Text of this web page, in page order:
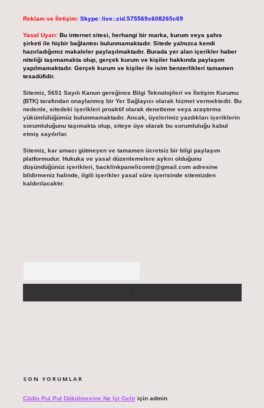
Reklam ve İletişim: Skype: live:.cid.575569c608265c69
Yasal Uyarı: Bu internet sitesi, herhangi bir marka, kurum veya şahıs
şirketi ile hiçbir bağlantısı bulunmamaktadır. Sitede yalnızca kendi
hazırladığımız makaleler paylaşılmaktadır. Burada yer alan içerikler haber
niteliği taşımamakta olup, gerçek kurum ve kişiler hakkında paylaşım
yapılmamaktadır. Gerçek kurum ve kişiler ile isim benzerlikleri tamamen
tesadüfidir.
Sitemiz, 5651 Sayılı Kanun gereğince Bilgi Teknolojileri ve İletişim Kurumu
(BTK) tarafından onaylanmış bir Yer Sağlayıcı olarak hizmet vermektedir. Bu
nedenle, sitedeki içerikleri proaktif olarak denetleme veya araştırma
yükümlülüğümüz bulunmamaktadır. Ancak, üyelerimiz yazdıkları içeriklerin
sorumluluğunu taşımakta olup, siteye üye olarak bu sorumluluğu kabul
etmiş sayılırlar.
Sitemiz, kar amacı gütmeyen ve tamamen ücretsiz bir bilgi paylaşım
platformudur. Hukuka ve yasal düzenlemelere aykırı olduğunu
düşündüğünüz içerikleri, backlinkpanelicomtr@gmail.comadresine
bildirmeniz halinde, ilgili içerikler yasal süre içerisinde sitemizden
kaldırılacaktır.
SON YORUMLAR
Cildin Pul Pul Dökülmesine Ne Iyi Geliriçin admin